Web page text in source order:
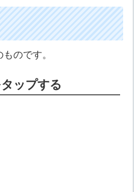
のです。
ップする